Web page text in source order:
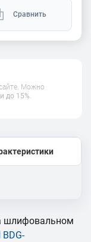
Сравнить
Можно
до 15%.
шлифовальном
BDG-